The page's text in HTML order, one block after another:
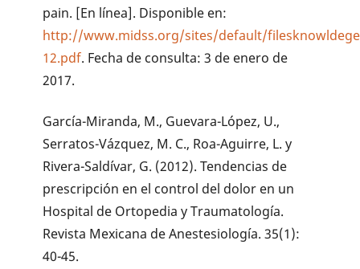
pain. [En línea]. Disponible en:
http://www.midss.org/sites/default/
12.pdf. Fecha de consulta: 3 de enero de
2017.
García-Miranda, M., Guevara-López, U.,
Serratos-Vázquez, M. C., Roa-Aguirre, L. y
Rivera-Saldívar, G. (2012). Tendencias de
prescripción en el control del dolor en un
Hospital de Ortopedia y Traumatología.
Revista Mexicana de Anestesiología. 35(1):
40-45.